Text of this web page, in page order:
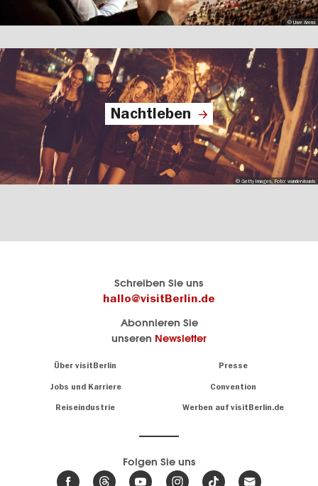
© Uwe Arens
Nachtleben
© Getty Images, Foto: wundervisuals
Schreiben Sie uns
hallo@visitBerlin.de
Abonnieren Sie
unseren Newsletter
Über visitBerlin Presse
Jobs und Karriere Convention
Reiseindustrie Werben auf visitBerlin.de
sind
für Sie da.
Tickets
Insidertipps
Folgen Sie uns